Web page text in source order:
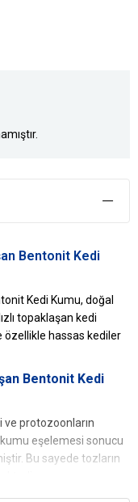
Bentonit Kedi
Kedi Kumu, doğal
topaklaşan kedi
özellikle hassas kediler
Bentonit Kedi
ve protozoonların
kumu eşelemesi sonucu
Bu sayede tozların